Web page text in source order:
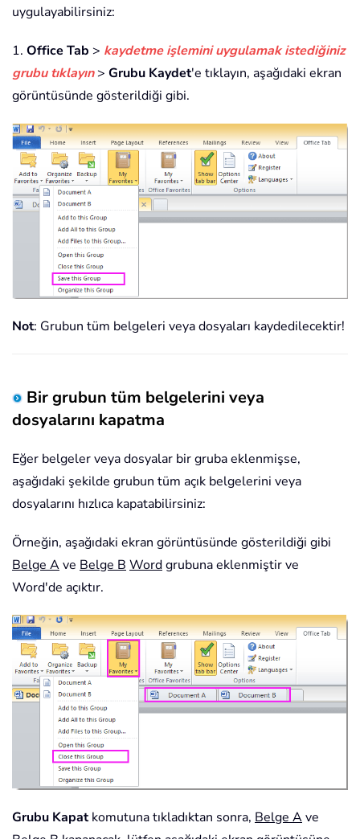
uygulayabilirsiniz:
1. Office Tab > kaydetme işlemini uygulamak istediğiniz
grubu tıklayın> Grubu Kaydet'e tıklayın, aşağıdaki ekran
görüntüsünde gösterildiği gibi.
Not: Grubun tüm belgeleri veya dosyaları kaydedilecektir!
Bir grubun tüm belgelerini veya
dosyalarını kapatma
Eğer belgeler veya dosyalar bir gruba eklenmişse,
aşağıdaki şekilde grubun tüm açık belgelerini veya
dosyalarını hızlıca kapatabilirsiniz:
Örneğin, aşağıdaki ekran görüntüsünde gösterildiği gibi
Belge Ave Belge B Wordgrubuna eklenmiştir ve
Word'de açıktır.
Grubu Kapatkomutuna tıkladıktan sonra, Belge Ave